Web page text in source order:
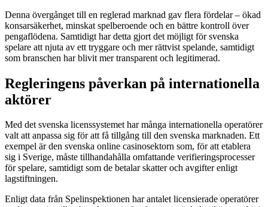
Denna övergånget till en reglerad marknad gav flera fördelar – ökad
konsarsäkerhet, minskat spelberoende och en bättre kontroll över
pengaflödena. Samtidigt har detta gjort det möjligt för svenska
spelare att njuta av ett tryggare och mer rättvist spelande, samtidigt
som branschen har blivit mer transparent och legitimerad.
Regleringens påverkan på internationella
aktörer
Med det svenska licenssystemet har många internationella operatörer
valt att anpassa sig för att få tillgång till den svenska marknaden. Ett
exempel är den svenska online casinosektorn som, för att etablera
sig i Sverige, måste tillhandahålla omfattande verifieringsprocesser
för spelare, samtidigt som de betalar skatter och avgifter enligt
lagstiftningen.
Enligt data från Spelinspektionen har antalet licensierade operatörer